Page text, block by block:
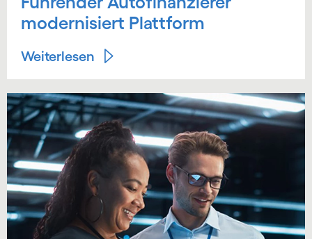
modernisiert Plattform
Weiterlesen